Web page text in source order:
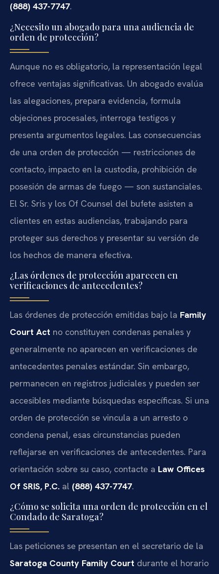
(888) 437-7747.
¿Necesito un abogado para una audiencia de
orden de protección?
Aunque no es obligatorio, la representación legal
ofrece ventajas significativas. Un abogado evalúa
las alegaciones, prepara evidencia, formula
objeciones procesales, interroga testigos y
presenta argumentos legales. Las consecuencias
de una orden de protección — restricciones de
contacto, impacto en la custodia, prohibición de
posesión de armas de fuego — son sustanciales.
El Sr. Sris y los Of Counsel del bufete asisten a
clientes en estas audiencias, trabajando para
proteger sus derechos y presentar su versión de
los hechos de manera efectiva.
¿Las órdenes de protección aparecen en
verificaciones de antecedentes?
Las órdenes de protección emitidas bajo la Family
Court Act no constituyen condenas penales y
generalmente no aparecen en verificaciones de
antecedentes penales estándar. Sin embargo,
permanecen en registros judiciales y pueden ser
accesibles mediante búsquedas específicas. Si una
orden de protección se vincula a un arresto o
condena penal, esas circunstancias pueden
reflejarse en verificaciones de antecedentes. Para
orientación sobre su caso, contacte a Law Offices
Of SRIS, P.C. al (888) 437-7747.
¿Cómo se solicita una orden de protección en el
Condado de Saratoga?
Las peticiones se presentan en el secretario de la
Saratoga County Family Court durante el horario